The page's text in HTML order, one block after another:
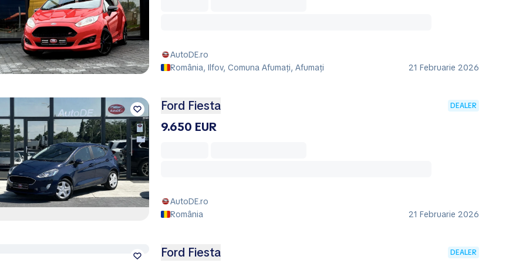
AutoDE.ro
România, Ilfov, Comuna Afumaţi, Afumaţi
21 Februarie 2026
Ford Fiesta DEALER
9.650 EUR
AutoDE.ro
România
21 Februarie 2026
Ford Fiesta DEALER